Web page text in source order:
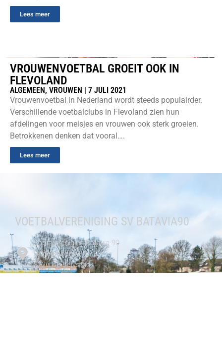
Lees meer
VROUWENVOETBAL GROEIT OOK IN
FLEVOLAND
ALGEMEEN, VROUWEN | 7 JULI 2021
Vrouwenvoetbal in Nederland wordt steeds populairder.
Verschillende voetbalclubs in Flevoland zien hun
afdelingen voor meisjes en vrouwen ook sterk groeien.
Betrokkenen denken dat vooral….
Lees meer
VOETBALVERENIGING SV BATAVIA90
Sportvereniging Batavia 90
Doggersbank3
8226 CE Lelystad